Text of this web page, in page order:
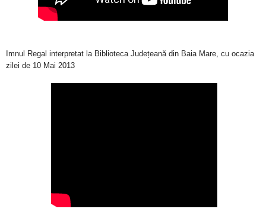
Imnul Regal interpretat la Biblioteca Județeană din Baia Mare, cu ocazia
zilei de 10 Mai 2013